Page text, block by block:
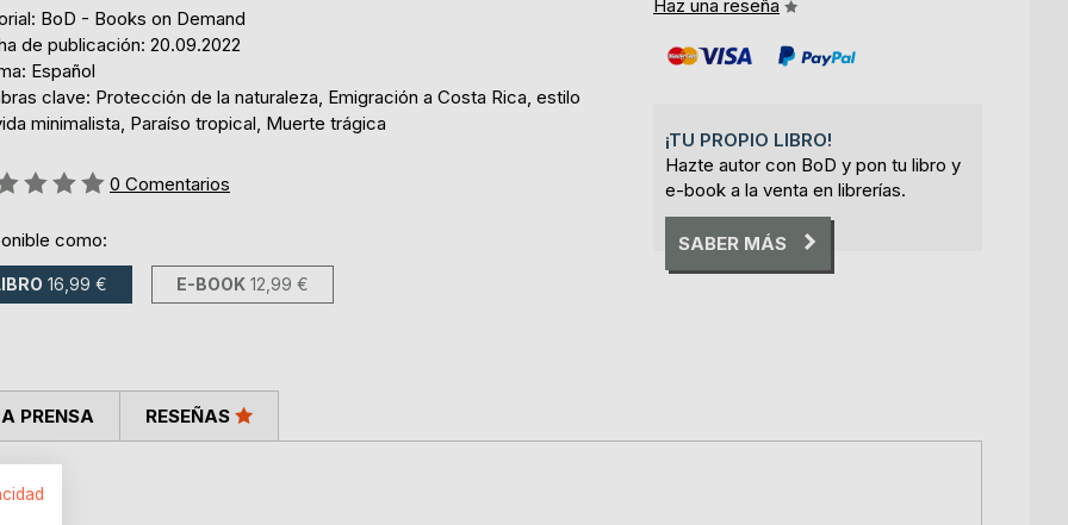
BoD - Books on Demand
de publicación: 20.09.2022
Español
clave: Protección de la naturaleza, Emigración a Costa Rica, estilo
minimalista, Paraíso tropical, Muerte trágica
0 Comentarios
como:
16,99 € E-BOOK 12,99 €
Haz una reseña
¡TU PROPIO LIBRO!
Hazte autor con BoD y pon tu libro y
e-book a la venta en librerías.
SABER MÁS
PRENSA RESEÑAS